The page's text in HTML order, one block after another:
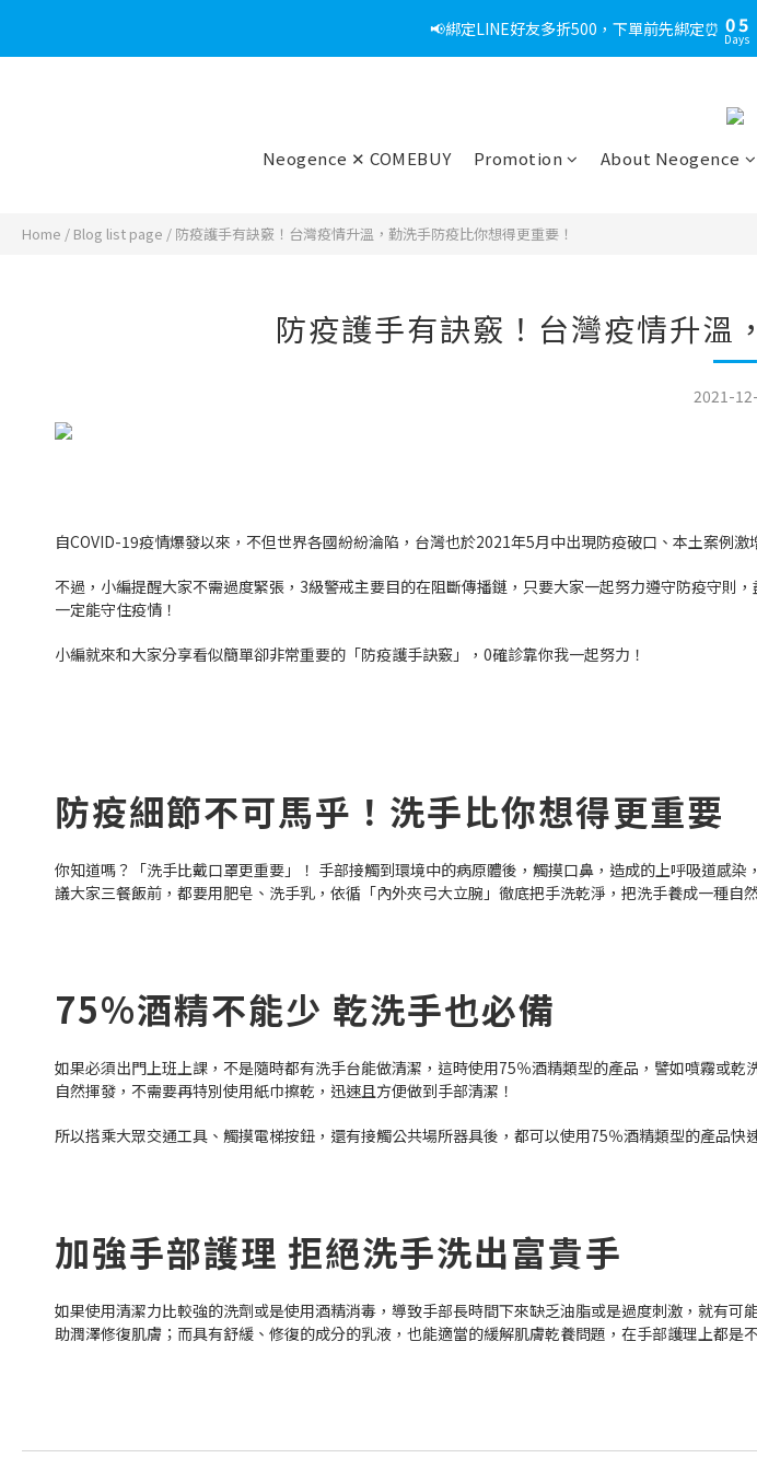
📢綁定LINE好友多折500，下單前先綁定⏰ 05
4
1
Days
Neogence ✕ COMEBUY Promotion About Neogence
Home / Blog list page / 防疫護手有訣竅！台灣疫情升溫，勤洗手防疫比你想得更重要！
防疫護手有訣竅！台灣疫情升溫
2021-
自COVID-19疫情爆發以來，不但世界各國紛紛淪陷，台灣也於2021年5月中出現防疫破口、本土案例
不過，小編提醒大家不需過度緊張，3級警戒主要目的在阻斷傳播鏈，只要大家一起努力遵守防疫守
一定能守住疫情！
小編就來和大家分享看似簡單卻非常重要的「防疫護手訣竅」，0確診靠你我一起努力！
防疫細節不可馬乎！洗手比你想得更重要
你知道嗎？「洗手比戴口罩更重要」！ 手部接觸到環境中的病原體後，觸摸口鼻，造成的上呼吸道感
議大家三餐飯前，都要用肥皂、洗手乳，依循「內外夾弓大立腕」徹底把手洗乾淨，把洗手養成一種自
75%酒精不能少 乾洗手也必備
如果必須出門上班上課，不是隨時都有洗手台能做清潔，這時使用75％酒精類型的產品，譬如噴霧或
自然揮發，不需要再特別使用紙巾擦乾，迅速且方便做到手部清潔！
所以搭乘大眾交通工具、觸摸電梯按鈕，還有接觸公共場所器具後，都可以使用75％酒精類型的產品快
加強手部護理 拒絕洗手洗出富貴手
如果使用清潔力比較強的洗劑或是使用酒精消毒，導致手部長時間下來缺乏油脂或是過度刺激，就有
助潤澤修復肌膚；而具有舒緩、修復的成分的乳液，也能適當的緩解肌膚乾養問題，在手部護理上都是